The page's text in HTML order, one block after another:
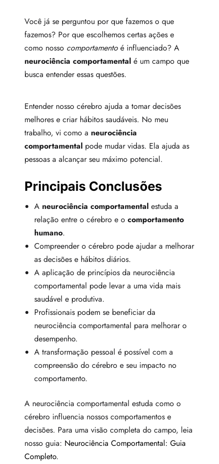
Você já se perguntou por que fazemos o que
fazemos? Por que escolhemos certas ações e
como nosso comportamentoé influenciado? A
neurociência comportamental é um campo que
busca entender essas questões.
Entender nosso cérebro ajuda a tomar decisões
melhores e criar hábitos saudáveis. No meu
trabalho, vi como a neurociência
comportamental pode mudar vidas. Ela ajuda as
pessoas a alcançar seu máximo potencial.
Principais Conclusões
A neurociência comportamental estuda a
relação entre o cérebro e o comportamento
humano.
Compreender o cérebro pode ajudar a melhorar
as decisões e hábitos diários.
A aplicação de princípios da neurociência
comportamental pode levar a uma vida mais
saudável e produtiva.
Profissionais podem se beneficiar da
neurociência comportamental para melhorar o
desempenho.
A transformação pessoal é possível com a
compreensão do cérebro e seu impacto no
comportamento.
A neurociência comportamental estuda como o
cérebro influencia nossos comportamentos e
decisões. Para uma visão completa do campo, leia
nosso guia: Neurociência Comportamental: Guia
Completo.